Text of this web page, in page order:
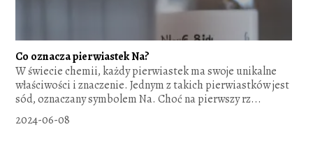
Co oznacza pierwiastek Na?
W świecie chemii, każdy pierwiastek ma swoje unikalne
właściwości i znaczenie. Jednym z takich pierwiastków jest
sód, oznaczany symbolem Na. Choć na pierwszy rz...
2024-06-08